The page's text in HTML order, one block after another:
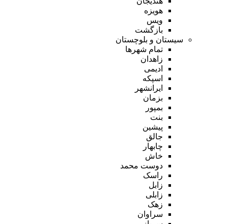
هویزه
ویس
بازگشت
سیستان و بلوچستان
تمام شهر‌ها
زاهدان
ادیمی
اسپکه
ایرانشهر
بزمان
بمپور
بنت
پیشین
جالق
چابهار
خاش
دوست محمد
راسک
زابل
زابلی
زهک
سراوان